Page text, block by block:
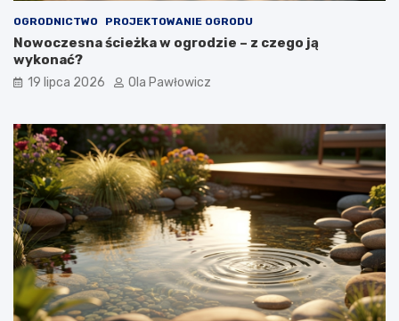
OGRODNICTWO PROJEKTOWANIE OGRODU
Nowoczesna ścieżka w ogrodzie – z czego ją
wykonać?
19 lipca 2026 Ola Pawłowicz